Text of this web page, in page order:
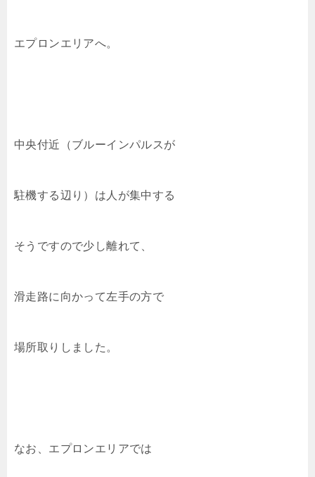
エプロンエリアへ。
中央付近（ブルーインパルスが
駐機する辺り）は人が集中する
そうですので少し離れて、
滑走路に向かって左手の方で
場所取りしました。
なお、エプロンエリアでは